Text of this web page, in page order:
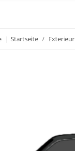
Startseite Exterieur